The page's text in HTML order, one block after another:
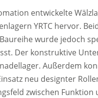
entwickelte
YRTC hervor.
wurde jedoch
Der konstruktive
Außerdem
neu designter
zwischen